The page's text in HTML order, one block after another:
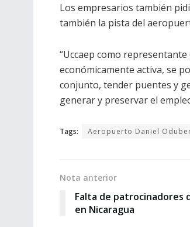
Los empresarios también
también la pista del
“Uccaep como
económicamente activa, se
conjunto, tender puentes y
generar y preservar el
Tags: Aeropuerto Daniel
Nota anterior
Falta de patrocinadores
en Nicaragua